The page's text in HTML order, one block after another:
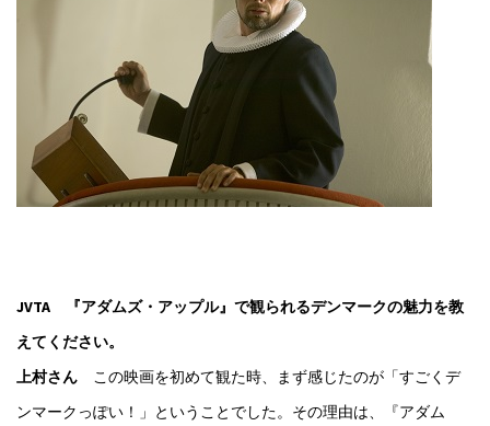
JVTA 『アダムズ・アップル』で観られるデンマークの魅力を教
えてください。
上村さん この映画を初めて観た時、まず感じたのが「すごくデ
ンマークっぽい！」ということでした。その理由は、『アダム